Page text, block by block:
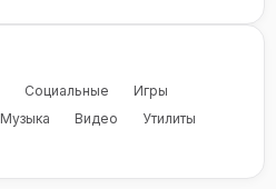
Социальные
Игры
Музыка Видео
Утилиты